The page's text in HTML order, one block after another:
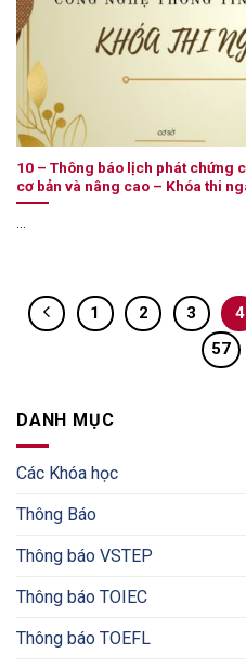
10 – Thông báo lịch phát chứng
cơ bản và nâng cao – Khóa thi
1 2 3 4
57
DANH MỤC
Các Khóa học
Thông Báo
Thông báo VSTEP
Thông báo TOIEC
Thông báo TOEFL